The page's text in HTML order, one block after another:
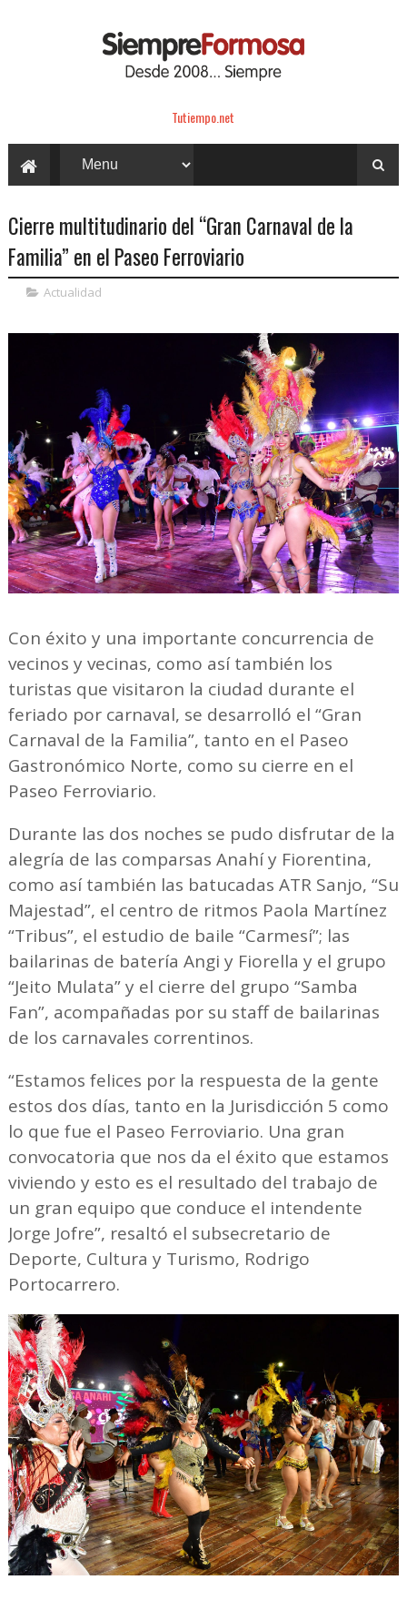
Tutiempo.net
Cierre multitudinario del “Gran Carnaval de la
Familia” en el Paseo Ferroviario
Actualidad
Con éxito y una importante concurrencia de
vecinos y vecinas, como así también los
turistas que visitaron la ciudad durante el
feriado por carnaval, se desarrolló el “Gran
Carnaval de la Familia”, tanto en el Paseo
Gastronómico Norte, como su cierre en el
Paseo Ferroviario.
Durante las dos noches se pudo disfrutar de la
alegría de las comparsas Anahí y Fiorentina,
como así también las batucadas ATR Sanjo, “Su
Majestad”, el centro de ritmos Paola Martínez
“Tribus”, el estudio de baile “Carmesí”; las
bailarinas de batería Angi y Fiorella y el grupo
“Jeito Mulata” y el cierre del grupo “Samba
Fan”, acompañadas por su staff de bailarinas
de los carnavales correntinos.
“Estamos felices por la respuesta de la gente
estos dos días, tanto en la Jurisdicción 5 como
lo que fue el Paseo Ferroviario. Una gran
convocatoria que nos da el éxito que estamos
viviendo y esto es el resultado del trabajo de
un gran equipo que conduce el intendente
Jorge Jofre”, resaltó el subsecretario de
Deporte, Cultura y Turismo, Rodrigo
Portocarrero.